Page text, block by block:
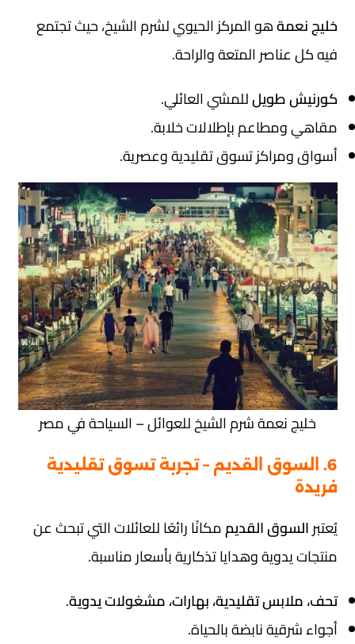
خليج نعمةهو المركز الحيوي لشرم الشيخ، حيث تجتمع
فيه كل عناصر المتعة والراحة.
كورنيش طويلللمشي العائلي.
مقاهي ومطاعم بإطلالات خلابة.
أسواق ومراكز تسوق تقليدية وعصرية.
خليج نعمة شرم الشيخ للعوائل – السياحة في مصر
6. السوق القديم – تجربة تسوق تقليدية
فريدة
يُعتبرالسوق القديممكانًا رائعًا للعائلات التي تبحث عن
منتجات يدوية وهدايا تذكارية بأسعار مناسبة.
تحف، ملابس تقليدية، بهارات، مشغولات يدوية.
أجواء شرقية نابضة بالحياة.